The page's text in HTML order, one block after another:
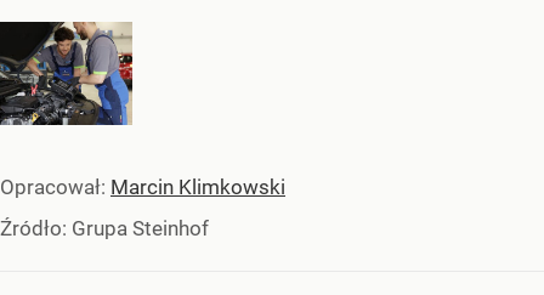
Opracował: Marcin Klimkowski
Źródło: Grupa Steinhof